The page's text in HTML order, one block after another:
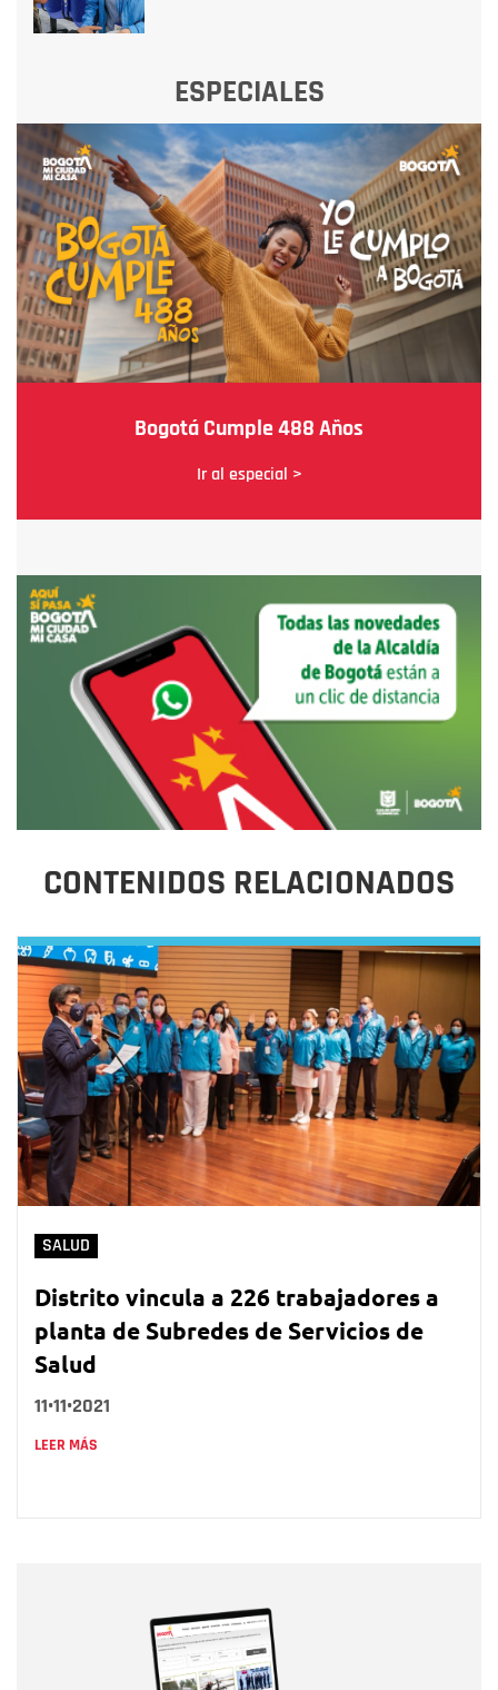
ESPECIALES
Bogotá Cumple 488 Años
Ir al especial >
CONTENIDOS RELACIONADOS
SALUD
Distrito vincula a 226 trabajadores a
planta de Subredes de Servicios de
Salud
11•11•2021
LEER MÁS
Correo electrónico